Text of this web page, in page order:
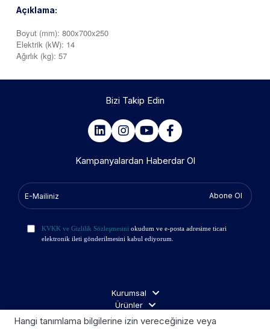
Açıklama:
Boyut (mm): 800x700x250
Elektrik (kW): 14
Ağırlık (kg): 57
Bizi Takip Edin
Kampanyalardan Haberdar Ol
Abone Ol
KVKK ve Gizlilik Sözleşmesini okudum ve e-posta adresime ticari
elektronik ileti gönderilmesini kabul ediyorum.
Kurumsal
Ürünler
İş Ortakları
Hangi tanımlama bilgilerine izin vereceğinize veya